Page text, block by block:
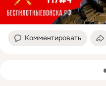
Комментировать